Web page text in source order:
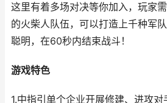
这里有着多场对决等你加入，玩家
的火柴人队伍，可以打造上千种军
聪明，在60秒内结束战斗！
游戏特色
1.中指引单个企业开展修建、进攻